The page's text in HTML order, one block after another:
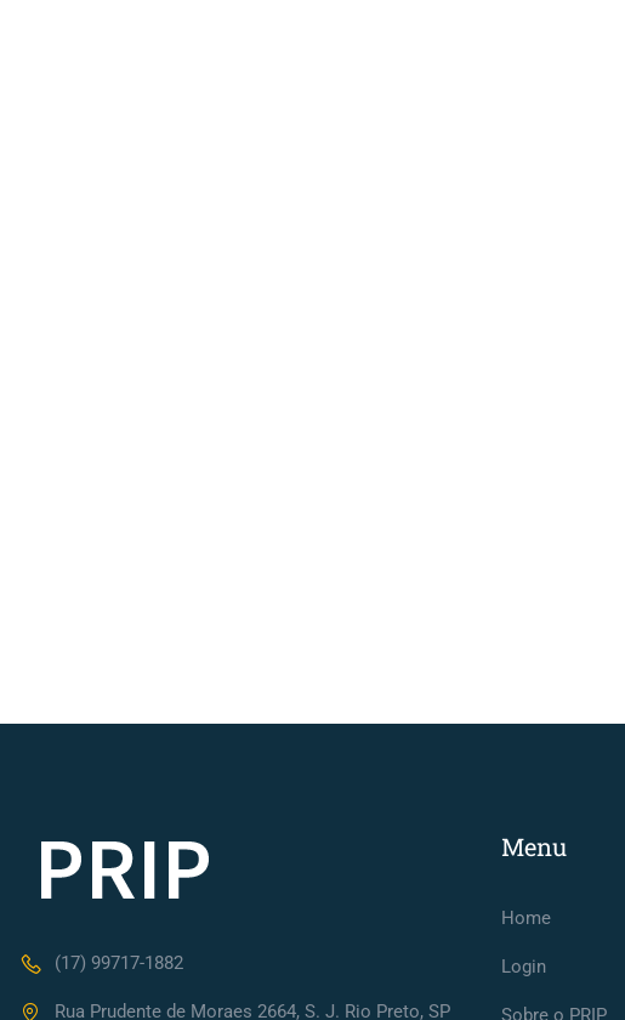
(17) 99717-1882
Rua Prudente de Moraes 2664, S. J. Rio Preto, SP
Menu
Home
Login
Sobre o PRIP